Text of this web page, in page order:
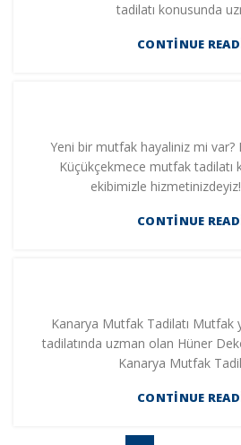
tadilatı konusunda
CONTINUE
Yeni bir mutfak hayaliniz mi
Küçükçekmece mutfak tadilatı
ekibimizle
CONTINUE
Kanarya Mutfak Tadilatı Mutfak
tadilatında uzman olan Hüner
Kanarya Mutfak
CONTINUE